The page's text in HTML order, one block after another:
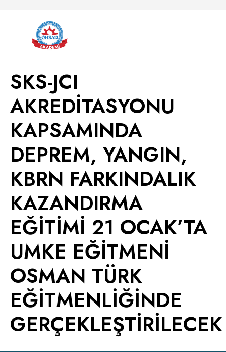
SKS-JCI
AKREDİTASYONU
KAPSAMINDA
DEPREM, YANGIN,
KBRN FARKINDALIK
KAZANDIRMA
EĞİTİMİ 21 OCAK’TA
UMKE EĞİTMENİ
OSMAN TÜRK
EĞİTMENLİĞİNDE
GERÇEKLEŞTİRİLECEK